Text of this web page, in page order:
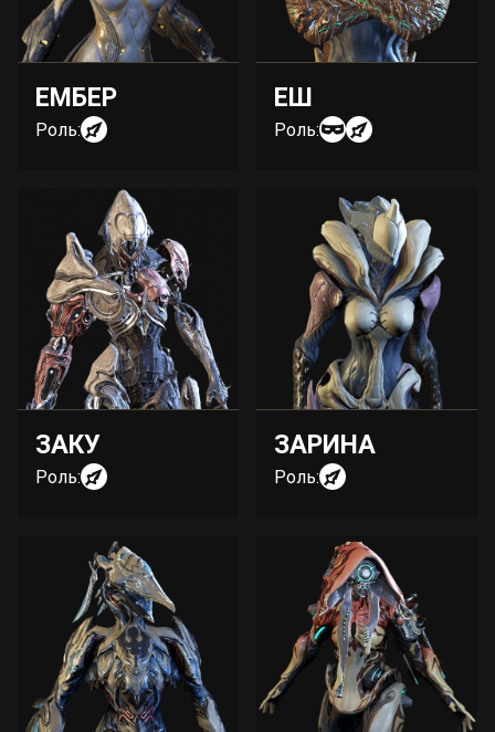
ЕМБЕР
Роль:
ЕШ
Роль:
ЗАКУ
Роль:
ЗАРИНА
Роль: